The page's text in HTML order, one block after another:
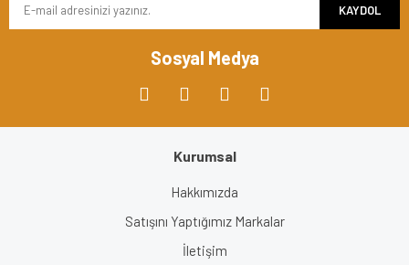
KAYDOL
Sosyal Medya
Kurumsal
Hakkımızda
Satışını Yaptığımız Markalar
İletişim